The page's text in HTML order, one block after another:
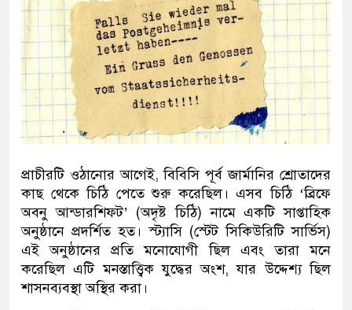
প্রাচীরটি ওঠানোর আগেই, বিবিসি পূর্ব জার্মানির শ্রোতাদের
কাছ থেকে চিঠি পেতে শুরু করেছিল। এসব চিঠি ‘ব্রিফে
অবনু আন্ডারশিফট’ (অদৃষ্ট চিঠি) নামে একটি সাপ্তাহিক
অনুষ্ঠানে প্রদর্শিত হত। স্ট্যাসি (স্টেট সিকিউরিটি সার্ভিস)
এই অনুষ্ঠানের প্রতি মনোযোগী ছিল এবং তারা মনে
করেছিল এটি মনস্তাত্ত্বিক যুদ্ধের অংশ, যার উদ্দেশ্য ছিল
শাসনব্যবস্থা অস্থির করা।